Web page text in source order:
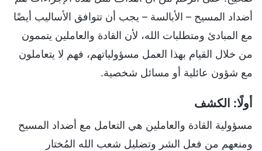
أضداد المسيح – الأبالسة – يجب أن تتوافق الأساليب أيضًا
مع المبادئ ومتطلبات الله، لأن القادة والعاملين يتممون
من خلال القيام بهذا العمل مسؤولياتهم، فهم لا يتعاملون
مع شؤون عائلية أو مسائل شخصية.
أولًا: الكشف
مسؤولية القادة والعاملين هي التعامل مع أضداد المسيح
ومنعهم من فعل الشر وتضليل شعب الله المُختار